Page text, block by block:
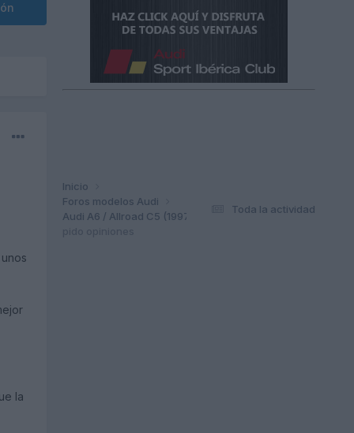
la
Toda la actividad
Inicio
Foros modelos Audi
Audi A6 / Allroad C5 (1997-2004)